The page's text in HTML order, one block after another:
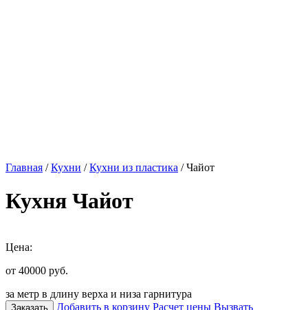
Главная /Кухни /Кухни из пластика / Чайот
Кухня Чайот
Цена:
от 40000 руб.
за метр в длину верха и низа гарнитура
Заказать Добавить в корзину Расчет цены Вызвать